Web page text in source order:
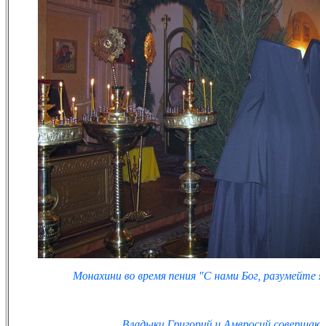
Монахини во время пения "С нами Бог, разумейте